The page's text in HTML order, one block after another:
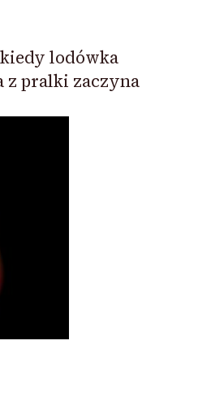
kiedy lodówka
z pralki zaczyna